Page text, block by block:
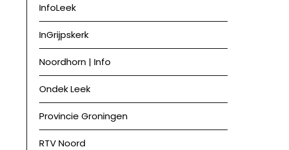
InfoLeek
InGrijpskerk
Noordhorn | Info
Ondek Leek
Provincie Groningen
RTV Noord